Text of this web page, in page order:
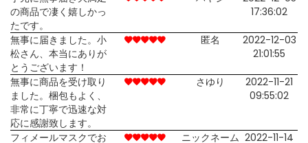
の商品で凄く嬉しかっ
たです。
17:36:02
無事に届きました。小
松さん、本当にありが
とうございます！
匿名
2022-12-03
21:01:55
無事に商品を受け取り
ました。梱包もよく、
非常に丁寧で迅速な対
応に感謝致します。
さゆり
2022-11-21
09:55:02
フィメールマスクでお
ニックネーム 2022-11-14